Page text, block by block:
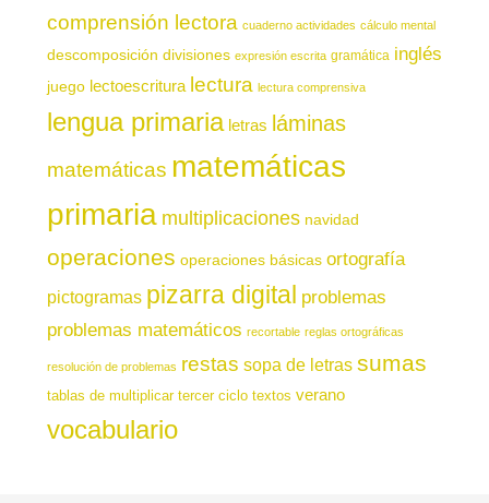
comprensión lectora cuaderno actividades cálculo mental
descomposición divisiones expresión escrita gramática inglés
juego lectoescritura lectura lectura comprensiva
lengua primaria letras láminas
matemáticas matemáticas
primaria multiplicaciones navidad
operaciones operaciones básicas ortografía
pictogramas pizarra digital problemas
problemas matemáticos recortable reglas ortográficas
resolución de problemas restas sopa de letras sumas
tablas de multiplicar tercer ciclo textos verano
vocabulario